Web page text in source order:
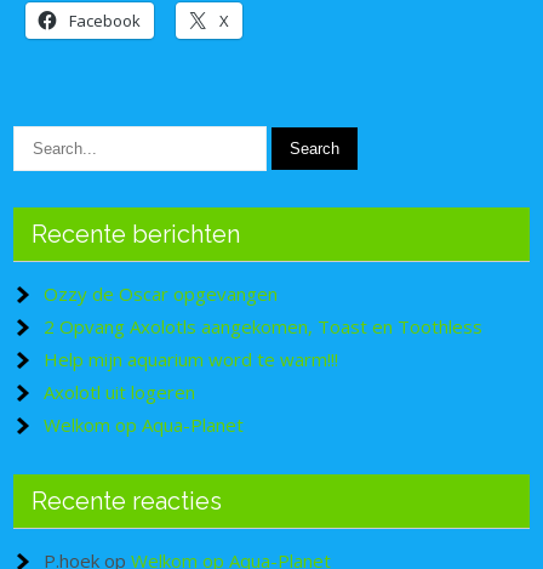
Facebook X
Recente berichten
Ozzy de Oscar opgevangen
2 Opvang Axolotls aangekomen, Toast en Toothless
Help mijn aquarium word te warm!!!
Axolotl uit logeren
Welkom op Aqua-Planet
Recente reacties
P.hoek opWelkom op Aqua-Planet